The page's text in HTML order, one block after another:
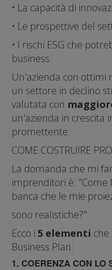
• La capacità di
• Le prospettive del
• I rischi ESG che
business.
Un'azienda con ottimi
un settore in declino
valutata con
un'azienda in crescita
promettente.
COME COSTRUIRE
La domanda che mi
imprenditori è: "Come
banca che le mie
sono realistiche?"
Ecco i5 elementi
Business Plan:
1. COERENZA CON LO